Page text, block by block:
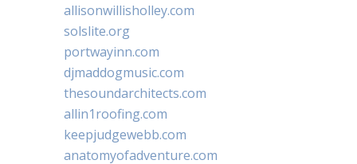
allisonwillisholley.com
solslite.org
portwayinn.com
djmaddogmusic.com
thesoundarchitects.com
allin1roofing.com
keepjudgewebb.com
anatomyofadventure.com